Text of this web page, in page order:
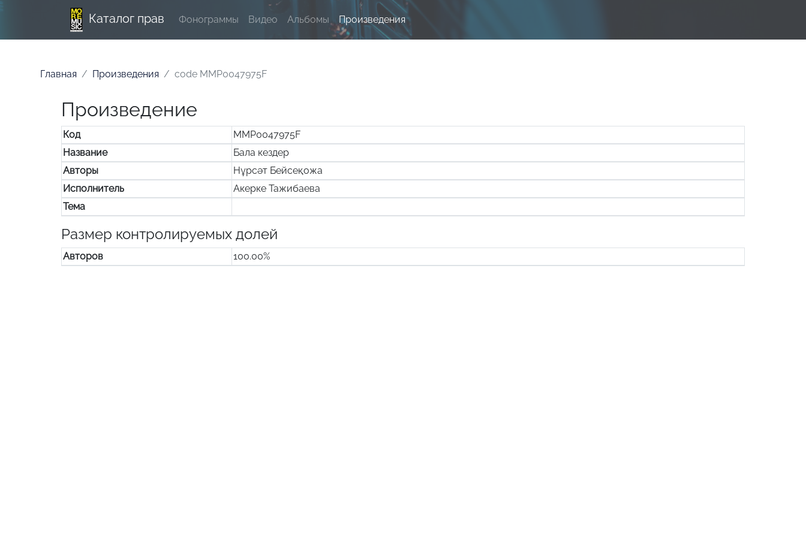
Каталог прав Фонограммы Видео Альбомы Произведения
Главная Произведения code MMP0047975F
Произведение
Код
MMP0047975F
Название
Бала кездер
Авторы
Нұрсәт Бейсеқожа
Исполнитель
Акерке Тажибаева
Тема
Размер контролируемых долей
Авторов 100.00%